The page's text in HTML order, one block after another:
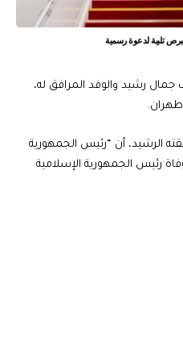
تلبية لدعوة رسمية
رشيد والوفد المرافق له،
طهران.
الرشيد، أن “رئيس الجمهورية
رئيس الجمهورية الإسلامية